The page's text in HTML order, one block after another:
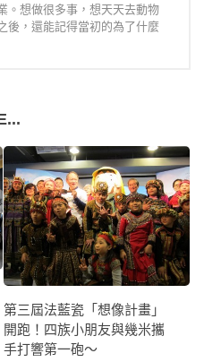
。想做很多事，想天天去動物
後，還能記得當初的為了什麼
第三屆法藍瓷「想像計畫」
開跑！四族小朋友與幾米攜
手打響第一砲～